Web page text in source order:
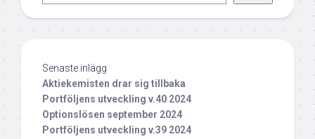
Senaste inlägg
Aktiekemisten drar sig tillbaka
Portföljens utveckling v.40 2024
Optionslösen september 2024
Portföljens utveckling v.39 2024